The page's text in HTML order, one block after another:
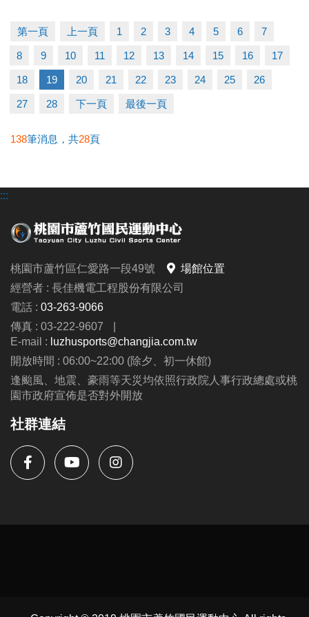
第一頁 上一頁 1 2 3 4 5 6 7
8 9 10 11 12 13 14 15 16 17
18 19 20 21 22 23 24 25 26
27 28 下一頁 最後一頁
138筆消息，共28頁
:::
桃園市蘆竹區仁愛路一段49號
場館位置
經營者 : 長佳機電工程股份有限公司
電話 : 03-263-9066
傳真 : 03-222-9607
E-mail : luzhusports@changjia.com.tw
開放時間 : 06:00~22:00 (除夕、初一休館)
逢颱風、地震、豪雨等天災均依照行政院人事行政總處或桃
園市政府宣佈是否對外開放
社群連結